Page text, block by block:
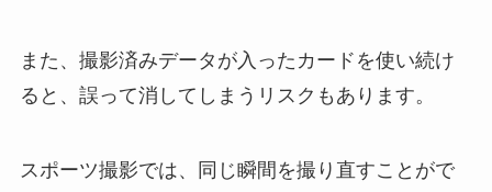
また、撮影済みデータが入ったカードを使い続け
ると、誤って消してしまうリスクもあります。
スポーツ撮影では、同じ瞬間を撮り直すことがで